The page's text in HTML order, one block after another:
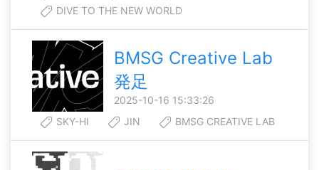
DIVE TO THE NEW WORLD
BMSG Creative Lab
発足
2025-10-16 15:33:26
SKY-HI
JIN BMSG CREATIVE LAB